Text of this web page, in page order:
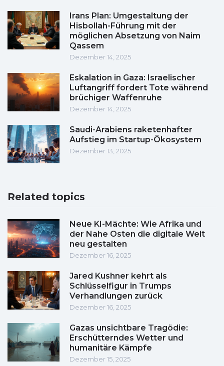
Irans Plan: Umgestaltung der
Hisbollah-Führung mit der
möglichen Absetzung von Naim
Qassem
Dezember 14, 2025
Eskalation in Gaza: Israelischer
Luftangriff fordert Tote während
brüchiger Waffenruhe
Dezember 14, 2025
Saudi-Arabiens raketenhafter
Aufstieg im Startup-Ökosystem
Dezember 13, 2025
Related topics
Neue KI-Mächte: Wie Afrika und
der Nahe Osten die digitale Welt
neu gestalten
Dezember 16, 2025
Jared Kushner kehrt als
Schlüsselfigur in Trumps
Verhandlungen zurück
Dezember 16, 2025
Gazas unsichtbare Tragödie:
Erschütterndes Wetter und
humanitäre Kämpfe
Dezember 15, 2025